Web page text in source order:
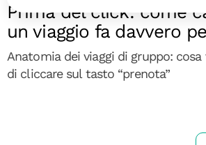
Prima del click: come
un viaggio fa davvero
Anatomia dei viaggi di gruppo:
di cliccare sul tasto “prenota”